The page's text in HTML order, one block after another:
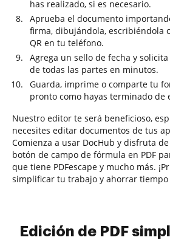
has realizado, si es necesario.
Aprueba el documento
firma, dibujándola, escribiéndola
QR en tu teléfono.
Agrega un sello de fecha y
de todas las partes en minutos.
Guarda, imprime o comparte tu
pronto como hayas terminado de
Nuestro editor te será beneficioso,
necesites editar documentos de tus
Comienza a usar DocHub y disfruta
botón de campo de fórmula en PDF
que tiene PDFescape y mucho más.
simplificar tu trabajo y ahorrar tiempo
Edición de PDF